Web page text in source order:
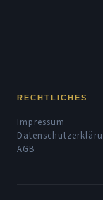
RECHTLICHES
Impressum
AGB